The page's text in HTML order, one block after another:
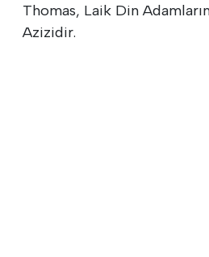
Thomas, Laik Din
Azizidir.